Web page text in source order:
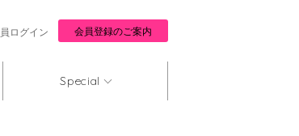
ログイン 会員登録のご案内
Special